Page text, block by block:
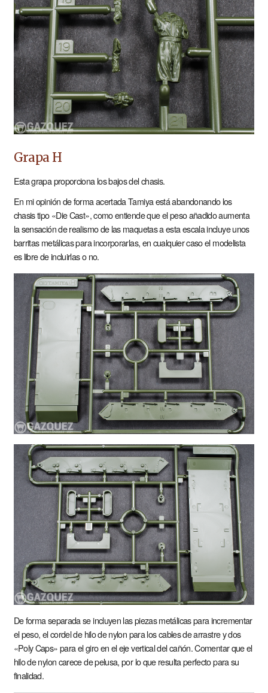
Grapa H
Esta grapa proporciona los bajos del chasis.
En mi opinión de forma acertada Tamiya está abandonando los
chasis tipo «Die Cast», como entiende que el peso añadido aumenta
la sensación de realismo de las maquetas a esta escala incluye unos
barritas metálicas para incorporarlas, en cualquier caso el modelista
es libre de incluirlas o no.
De forma separada se incluyen las piezas metálicas para incrementar
el peso, el cordel de hilo de nylon para los cables de arrastre y dos
«Poly Caps» para el giro en el eje vertical del cañón. Comentar que el
hilo de nylon carece de pelusa, por lo que resulta perfecto para su
finalidad.